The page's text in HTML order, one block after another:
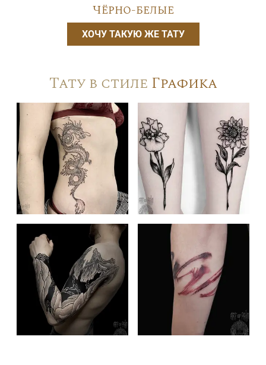
Чёрно-белые
ХОЧУ ТАКУЮ ЖЕ ТАТУ
Тату в стиле Графика